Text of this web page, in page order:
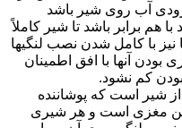
آب روی شیر باشد
با هم برابر باشد تا شیر کاملاً
نیز با کامل شدن نصب لنگیها
بودن آنها با افق اطمینان
بودن کم نشود.
شیر است که پوشاننده
مغزی است و هر شیری